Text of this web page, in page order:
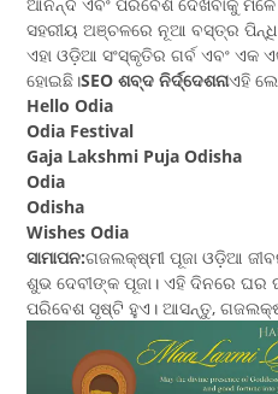
ସହରୀୟ ଅଞ୍ଚଳରେ ନୂଆ ବସ୍ତ୍ର ପିନ୍ଧି
ଏହା ଓଡ଼ିଆ ସଂସ୍କୃତିର ଗର୍ବ ଏବଂ ଏକ
ହୋଇଛି।SEO ଶବ୍ଦ ନିର୍ଦ୍ଦେଶନାଏହି
Hello Odia
Odia Festival
Gaja Lakshmi Puja Odisha
Odia
Odisha
Wishes Odia
ସାମାପନ:ଗଜଲକ୍ଷ୍ମୀ ପୂଜା ଓଡ଼ିଆ
ଶୁଭ ଦେବୀଙ୍କ ପୂଜା। ଏହି ଦିନରେ
ପରିବେଶ ସୃଷ୍ଟି ହୁଏ। ଆସନ୍ତୁ,